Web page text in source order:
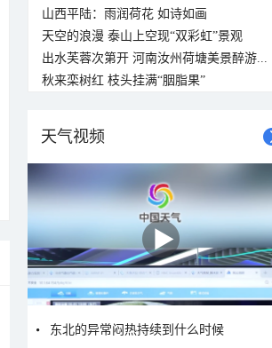
山西平陆：雨润荷花 如诗如画
天空的浪漫 泰山上空现“双彩虹”景观
出水芙蓉次第开 河南汝州荷塘美景醉游...
秋来栾树红 枝头挂满“胭脂果”
天气视频
东北的异常闷热持续到什么时候